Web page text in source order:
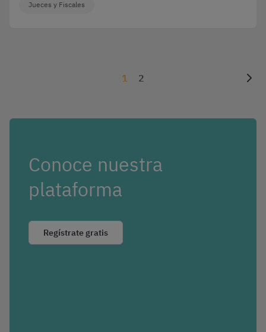
Jueces y Fiscales
1 2
Conoce nuestra
plataforma
Regístrate gratis